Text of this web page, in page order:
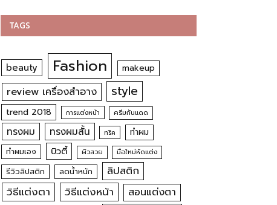
TAGS
beauty Fashion makeup
review เครื่องสำอาง style
trend 2018 การแต่งหน้า ครีมกันแดด
ทรงผม ทรงผมสั้น ทริค ทำผม
ทำผมเอง บิวตี้ ผิวสวย มือใหม่หัดแต่ง
รีวิวลิปสติก ลดน้ำหนัก ลิปสติก
วิธีแต่งตา วิธีแต่งหน้า สอนแต่งตา